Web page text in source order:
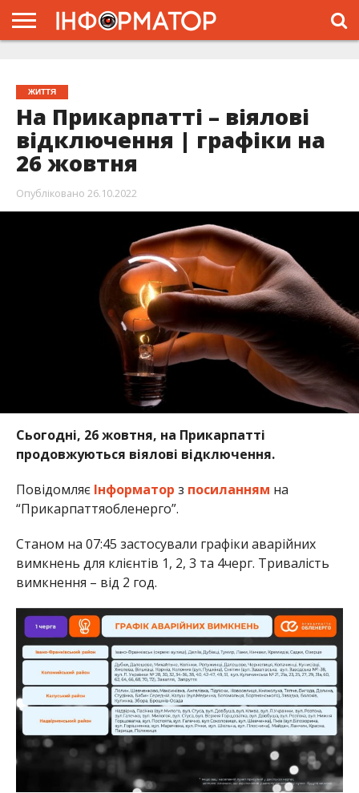
ЖИТТЯ
На Прикарпатті – віялові
відключення | графіки на
26 жовтня
Опубліковано 26.10.2022
Сьогодні, 26 жовтня, на Прикарпатті
продовжуються віялові відключення.
Повідомляє Інформатор з посиланням на
“Прикарпаттяобленерго”.
Станом на 07:45 застосували графіки аварійних
вимкнень для клієнтів 1, 2, 3 та 4черг. Тривалість
вимкнення – від 2 год.